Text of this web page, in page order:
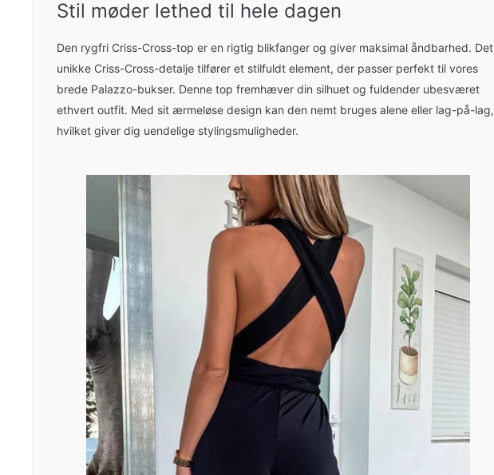
Stil møder lethed til hele dagen
Den rygfri Criss-Cross-top er en rigtig blikfanger og giver maksimal åndbarhed. Det
unikke Criss-Cross-detalje tilfører et stilfuldt element, der passer perfekt til vores
brede Palazzo-bukser. Denne top fremhæver din silhuet og fuldender ubesværet
ethvert outfit. Med sit ærmeløse design kan den nemt bruges alene eller lag-på-lag,
hvilket giver dig uendelige stylingsmuligheder.